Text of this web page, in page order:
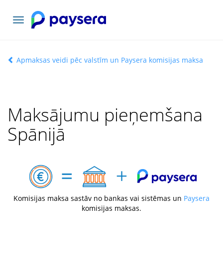
Pārslēgt
navigāciju
Apmaksas veidi pēc valstīm un Paysera komisijas maksa
Maksājumu pieņemšana
Spānijā
Komisijas maksa sastāv no bankas vai sistēmas un Paysera
komisijas maksas.